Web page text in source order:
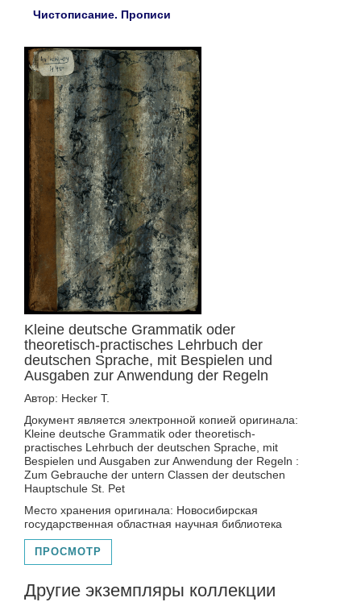
Чистописание. Прописи
Kleine deutsche Grammatik oder
theoretisch-practisches Lehrbuch der
deutschen Sprache, mit Bespielen und
Ausgaben zur Anwendung der Regeln
Автор: Hecker T.
Документ является электронной копией оригинала:
Kleine deutsche Grammatik oder theoretisch-
practisches Lehrbuch der deutschen Sprache, mit
Bespielen und Ausgaben zur Anwendung der Regeln :
Zum Gebrauche der untern Classen der deutschen
Hauptschule St. Pet
Место хранения оригинала: Новосибирская
государственная областная научная библиотека
ПРОСМОТР
Другие экземпляры коллекции